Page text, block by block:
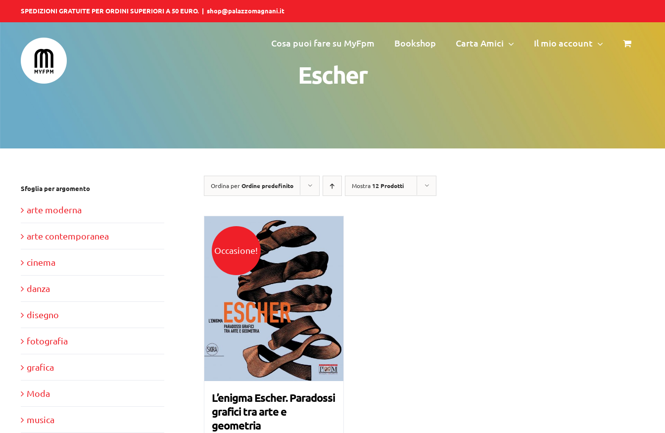
al
contenuto
SPEDIZIONI GRATUITE PER ORDINI SUPERIORI A 50 EURO. | shop@palazzomagnani.it
Cosa puoi fare su MyFpm Bookshop Carta Amici Il mio account
Escher
Ordina perOrdine predefinito Mostra 12 Prodotti
Occasione!
L’enigma Escher. Paradossi
grafici tra arte e
geometria
Sfoglia per argomento
arte moderna
arte contemporanea
cinema
danza
disegno
fotografia
grafica
Moda
musica